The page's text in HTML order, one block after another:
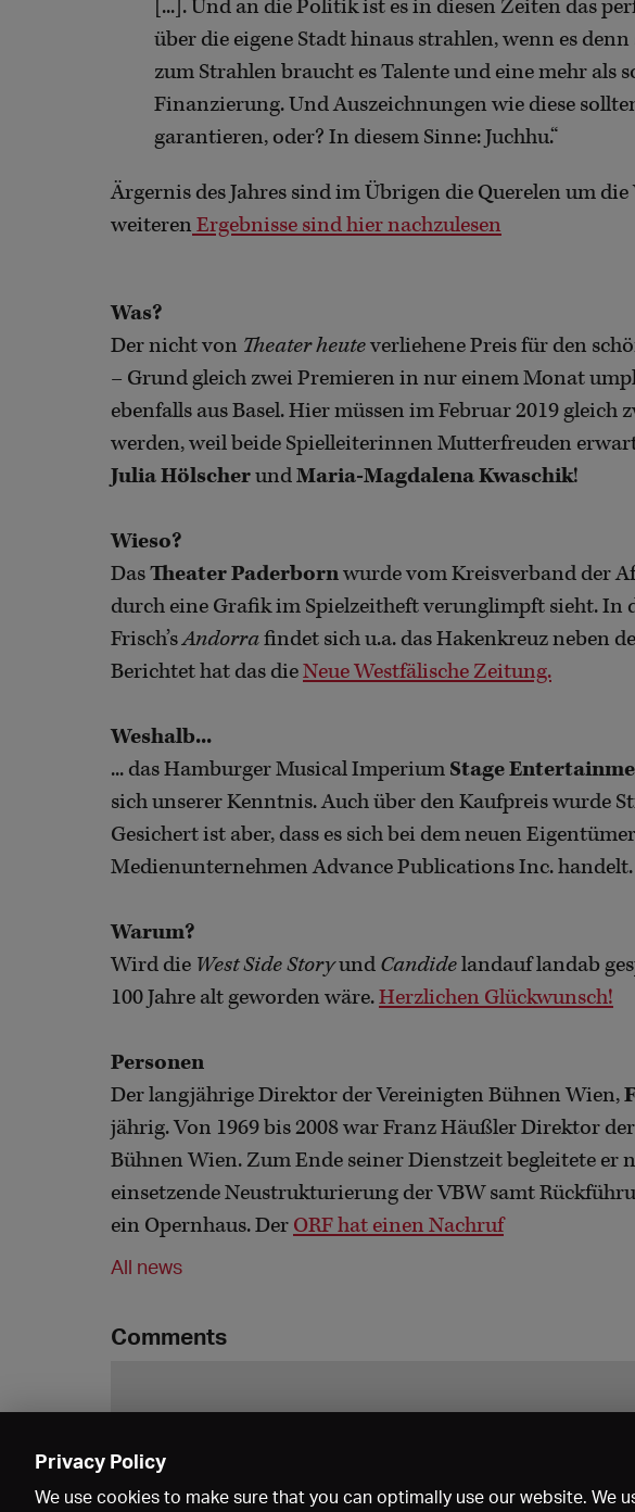
[...]. Und an die Politik ist es in diesen Zeiten das
über die eigene Stadt hinaus strahlen, wenn es
zum Strahlen braucht es Talente und eine mehr als
Finanzierung. Und Auszeichnungen wie diese
garantieren, oder? In diesem Sinne: Juchhu.“
Ärgernis des Jahres sind im Übrigen die Querelen um
weiteren Ergebnisse sind hier nachzulesen
Was?
Der nicht von Theater heuteverliehene Preis für den
– Grund gleich zwei Premieren in nur einem Monat
ebenfalls aus Basel. Hier müssen im Februar 2019
werden, weil beide Spielleiterinnen Mutterfreuden
Julia HölscherundMaria-Magdalena Kwaschik!
Wieso?
DasTheater Paderbornwurde vom Kreisverband der
durch eine Grafik im Spielzeitheft verunglimpft sieht. In
Frisch’sAndorrafindet sich u.a. das Hakenkreuz neben
Berichtet hat das dieNeue Westfälische Zeitung.
Weshalb...
... das Hamburger Musical Imperium Stage
sich unserer Kenntnis. Auch über den Kaufpreis wurde
Gesichert ist aber, dass es sich bei dem neuen
Medienunternehmen Advance Publications Inc. handelt.
Warum?
Wird die West Side Storyund Candidelandauf landab
100 Jahre alt geworden wäre.Herzlichen Glückwunsch!
Personen
Der langjährige Direktor der Vereinigten Bühnen Wien,
jährig. Von 1969 bis 2008 war Franz Häußler Direktor
Bühnen Wien. Zum Ende seiner Dienstzeit begleitete er
einsetzende Neustrukturierung der VBW samt
ein Opernhaus. Der ORF hat einen Nachruf
All news
Comments
Privacy Policy
We use cookies to make sure that you can optimally use our website.